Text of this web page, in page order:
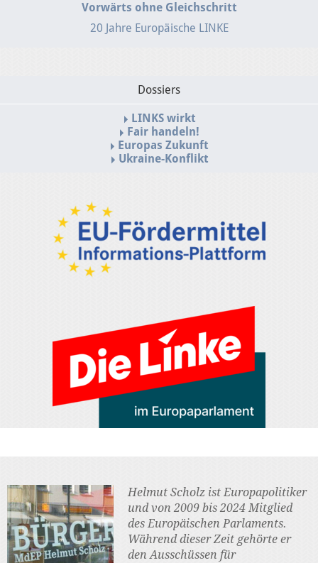
Vorwärts ohne Gleichschritt
20 Jahre Europäische LINKE
Dossiers
LINKS wirkt
Fair handeln!
Europas Zukunft
Ukraine-Konflikt
Helmut Scholz ist Europapolitiker
und von 2009 bis 2024 Mitglied
des Europäischen Parlaments.
Während dieser Zeit gehörte er
den Ausschüssen für